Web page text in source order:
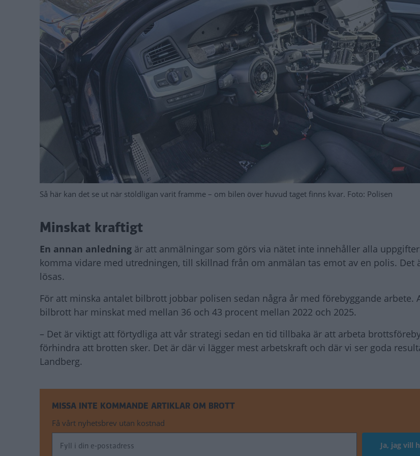
Så här kan det se ut när stöldligan varit framme – om bilen över huvud taget finns kvar. Foto: Polisen
Minskat kraftigt
En annan anledning är att anmälningar som görs via nätet inte innehåller alla
komma vidare med utredningen, till skillnad från om anmälan tas emot av en polis. Det
lösas.
För att minska antalet bilbrott jobbar polisen sedan några år med förebyggande arbete.
bilbrott har minskat med mellan 36 och 43 procent mellan 2022 och 2025.
– Det är viktigt att förtydliga att vår strategi sedan en tid tillbaka är att arbeta
förhindra att brotten sker. Det är där vi lägger mest arbetskraft och där vi ser goda
Landberg.
MISSA INTE KOMMANDE ARTIKLAR OM BROTT
Få vårt nyhetsbrev utan kostnad